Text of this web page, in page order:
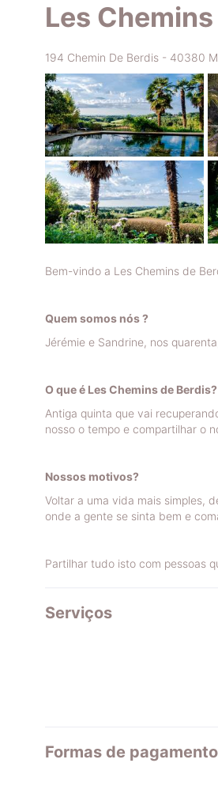
Les
194 Chemin De Berdis - 40380
Bem-vindo a Les Chemins de
Quem somos nós ?
Jérémie e Sandrine, nos
O que é Les Chemins de Berdis?
Antiga quinta que vai
nosso o tempo e compartilhar o
Nossos motivos?
Voltar a uma vida mais simples,
onde a gente se sinta bem e
Partilhar tudo isto com pessoas
Serviços
Formas de pagamento